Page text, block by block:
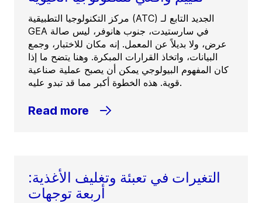
مركز التكنولوجيا التطبيقية (ATC) الجديد التابع لـ
GEA في سارستيدت، جنوب هانوفر، ليس صالة
عرض، ولا بديلاً عن المعمل. إنه مكان للاختبار، وجمع
البيانات، واتخاذ القرارات المبكرة. وهنا يتضح ما إذا
كان المفهوم البيولوجي يمكن أن يصبح عملية صناعية
قوية. هذه الخطوة أكبر مما قد تبدو عليه.
Read more
التغيرات في تعبئة وتغليف الأغذية:
أربعة توجهات